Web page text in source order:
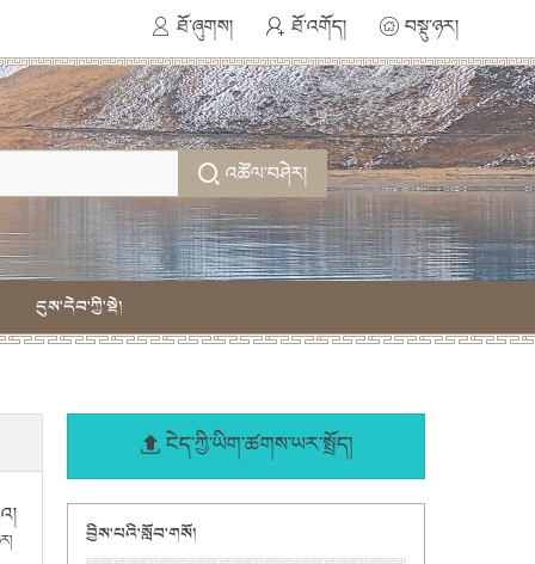
ཐོ་ཞུགས། ཐོ་འགོད། བསྡུ་ཉར།
འཚོལ་བཤེར།
དུས་དེབ་ཀྱི་སྡེ།
ངེད་ཀྱི་ཡིག་ཚགས་ཡར་སྤྲོད།
བྱིས་པའི་སློབ་གསོ།